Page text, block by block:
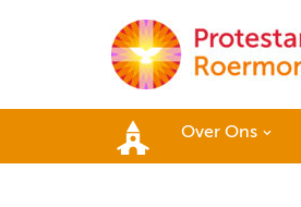
Home
Over Ons